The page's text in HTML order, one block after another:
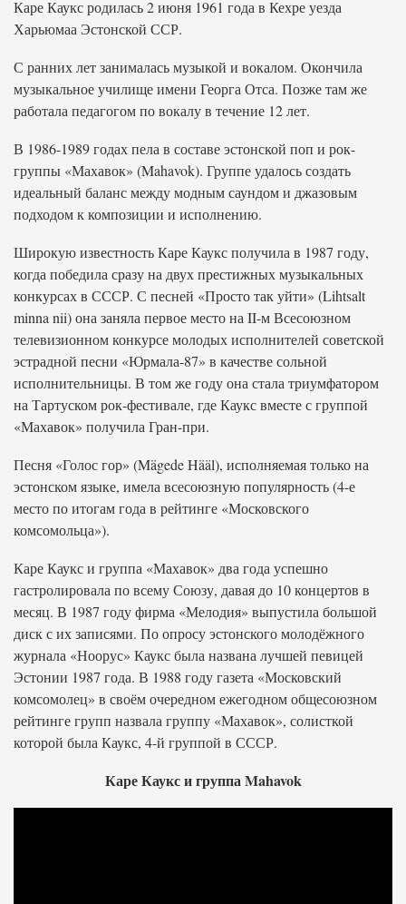
Каре Каукс родилась 2 июня 1961 года в Кехре уезда
Харьюмаа Эстонской ССР.
С ранних лет занималась музыкой и вокалом. Окончила
музыкальное училище имени Георга Отса. Позже там же
работала педагогом по вокалу в течение 12 лет.
В 1986-1989 годах пела в составе эстонской поп и рок-
группы «Махавок» (Mahavok). Группе удалось создать
идеальный баланс между модным саундом и джазовым
подходом к композиции и исполнению.
Широкую известность Каре Каукс получила в 1987 году,
когда победила сразу на двух престижных музыкальных
конкурсах в СССР. С песней «Просто так уйти» (Lihtsalt
minna nii) она заняла первое место на II-м Всесоюзном
телевизионном конкурсе молодых исполнителей советской
эстрадной песни «Юрмала-87» в качестве сольной
исполнительницы. В том же году она стала триумфатором
на Тартуском рок-фестивале, где Каукс вместе с группой
«Махавок» получила Гран-при.
Песня «Голос гор» (Mägede Hääl), исполняемая только на
эстонском языке, имела всесоюзную популярность (4-е
место по итогам года в рейтинге «Московского
комсомольца»).
Каре Каукс и группа «Махавок» два года успешно
гастролировала по всему Союзу, давая до 10 концертов в
месяц. В 1987 году фирма «Мелодия» выпустила большой
диск с их записями. По опросу эстонского молодёжного
журнала «Ноорус» Каукс была названа лучшей певицей
Эстонии 1987 года. В 1988 году газета «Московский
комсомолец» в своём очередном ежегодном общесоюзном
рейтинге групп назвала группу «Махавок», солисткой
которой была Каукс, 4-й группой в СССР.
Каре Каукс и группа Mahavok